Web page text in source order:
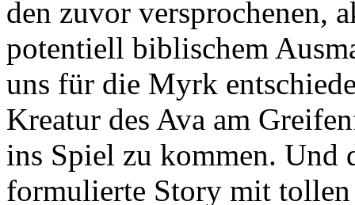
den zuvor versprochenen,
potentiell biblischem
uns für die Myrk
Kreatur des Ava am
ins Spiel zu kommen. Und
formulierte Story mit